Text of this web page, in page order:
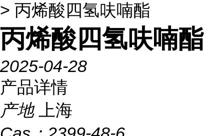
> 丙烯酸四氢呋喃酯
丙烯酸四氢呋喃酯
2025-04-28
产品详情
产地
上海